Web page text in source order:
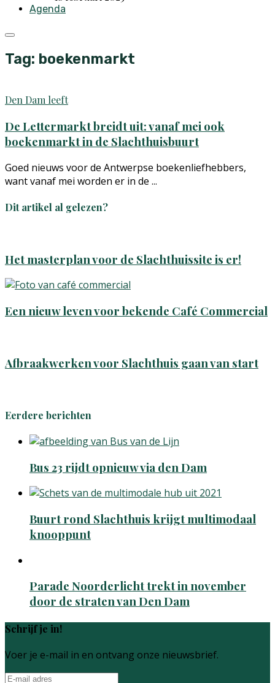
Agenda
Tag: boekenmarkt
Den Dam leeft
De Lettermarkt breidt uit: vanaf mei ook
boekenmarkt in de Slachthuisbuurt
Goed nieuws voor de Antwerpse boekenliefhebbers,
want vanaf mei worden er in de ...
Dit artikel al gelezen?
Het masterplan voor de Slachthuissite is er!
Een nieuw leven voor bekende Café Commercial
Afbraakwerken voor Slachthuis gaan van start
Eerdere berichten
Bus 23 rijdt opnieuw via den Dam
Buurt rond Slachthuis krijgt multimodaal
knooppunt
Parade Noorderlicht trekt in november
door de straten van Den Dam
Schrijf je in!
Voer je e-mail in en ontvang onze nieuwsbrief.